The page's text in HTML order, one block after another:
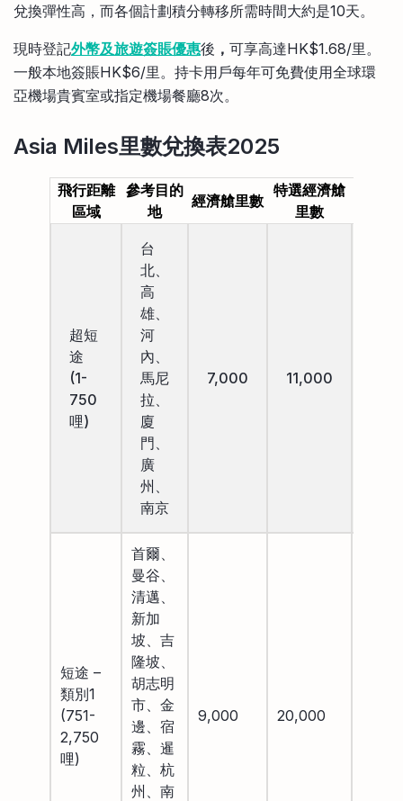
兌換彈性高，而各個計劃積分轉移所需時間大約是10天。
現時登記外幣及旅遊簽賬優惠後 ， 可享高達HK$1.68/里。
一般本地簽賬HK$6/里。持卡用戶每年可免費使用全球環
亞機場貴賓室或指定機場餐廳8次。
Asia Miles里數兌換表2025
飛行距離
區域
參考目的
地
經濟艙里數
特選經濟艙
里數
超短
途
(1-
750
哩)
台
北、
高
雄、
河
內、
馬尼
拉、
廈
門、
廣
州、
南京
7,000 11,000
短途 –
類別1
(751-
2,750
哩)
首爾、
曼谷、
清邁、
新加
坡、吉
隆坡、
胡志明
市、金
邊、宿
霧、暹
粒、杭
州、南
9,000 20,000